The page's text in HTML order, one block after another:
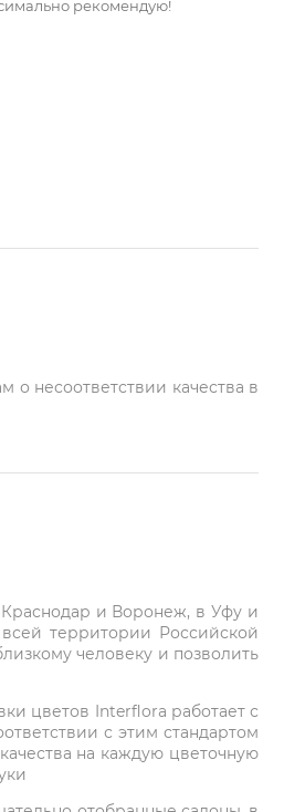
рекомендую!
несоответствии качества в
и Воронеж, в Уфу и
территории Российской
человеку и позволить
цветов Interflora работает с
с этим стандартом
на каждую цветочную